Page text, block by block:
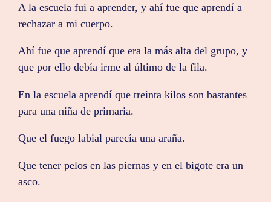
A la escuela fui a aprender, y ahí fue que aprendí a
rechazar a mi cuerpo.
Ahí fue que aprendí que era la más alta del grupo, y
que por ello debía irme al último de la fila.
En la escuela aprendí que treinta kilos son bastantes
para una niña de primaria.
Que el fuego labial parecía una araña.
Que tener pelos en las piernas y en el bigote era un
asco.